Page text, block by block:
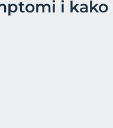
i kako